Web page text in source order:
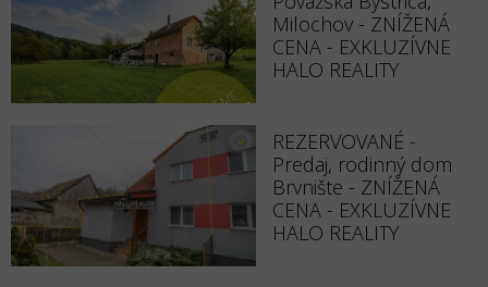
Milochov - ZNÍŽENÁ
CENA - EXKLUZÍVNE
HALO REALITY
REZERVOVANÉ -
Predaj, rodinný dom
Brvnište - ZNÍŽENÁ
CENA - EXKLUZÍVNE
HALO REALITY